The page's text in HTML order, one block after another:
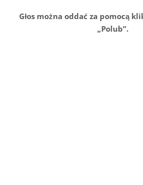
Głos można oddać za pomocą
„Polub”.